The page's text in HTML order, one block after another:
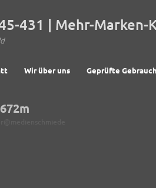
431 | Mehr-
Wir über uns Geprüfte